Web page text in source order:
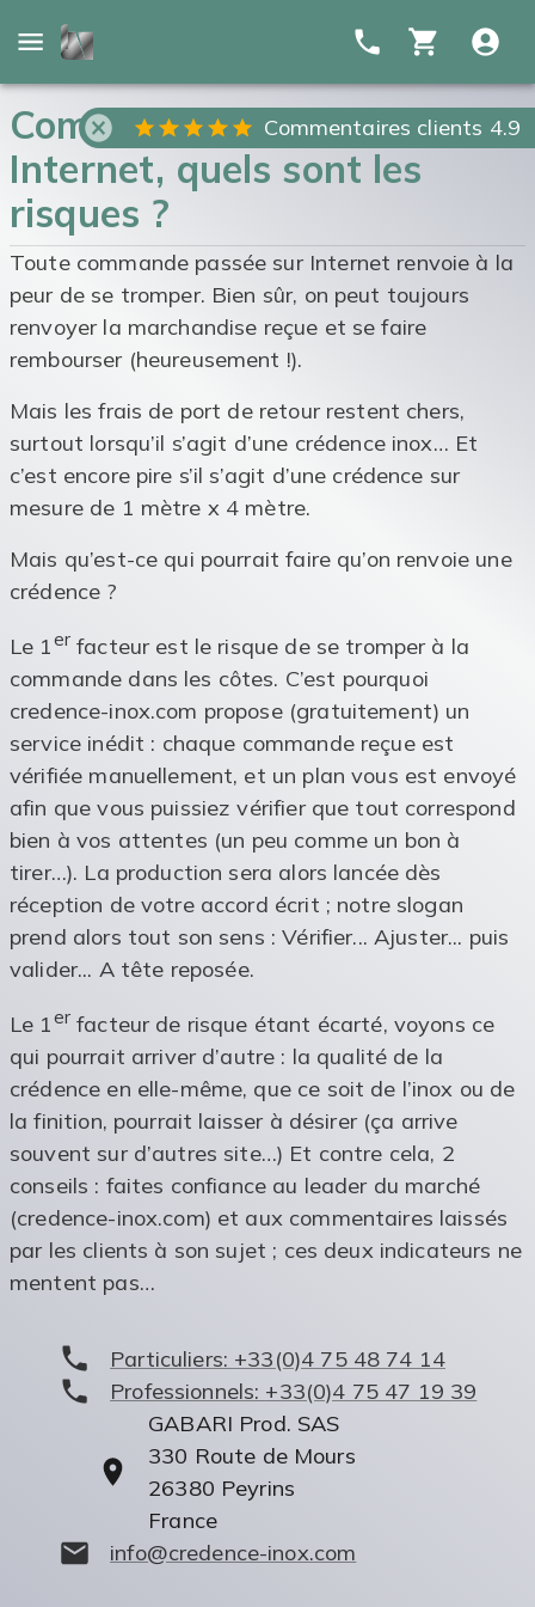
Commentaires clients 4.9
Commander sa crédence sur
Internet, quels sont les
risques ?
Toute commande passée sur Internet renvoie à la
peur de se tromper. Bien sûr, on peut toujours
renvoyer la marchandise reçue et se faire
rembourser (heureusement !).
Mais les frais de port de retour restent chers,
surtout lorsqu’il s’agit d’une crédence inox… Et
c’est encore pire s’il s’agit d’une crédence sur
mesure de 1 mètre x 4 mètre.
Mais qu’est-ce qui pourrait faire qu’on renvoie une
crédence ?
Le 1erfacteur est le risque de se tromper à la
commande dans les côtes. C’est pourquoi
credence-inox.com propose (gratuitement) un
service inédit : chaque commande reçue est
vérifiée manuellement, et un plan vous est envoyé
afin que vous puissiez vérifier que tout correspond
bien à vos attentes (un peu comme un bon à
tirer…). La production sera alors lancée dès
réception de votre accord écrit ; notre slogan
prend alors tout son sens : Vérifier... Ajuster... puis
valider... A tête reposée.
Le 1erfacteur de risque étant écarté, voyons ce
qui pourrait arriver d’autre : la qualité de la
crédence en elle-même, que ce soit de l’inox ou de
la finition, pourrait laisser à désirer (ça arrive
souvent sur d’autres site…) Et contre cela, 2
conseils : faites confiance au leader du marché
(credence-inox.com) et aux commentaires laissés
par les clients à son sujet ; ces deux indicateurs ne
mentent pas…
Particuliers: +33(0)4 75 48 74 14
Professionnels: +33(0)4 75 47 19 39
GABARI Prod. SAS
330 Route de Mours
26380 Peyrins
France
info@credence-inox.com